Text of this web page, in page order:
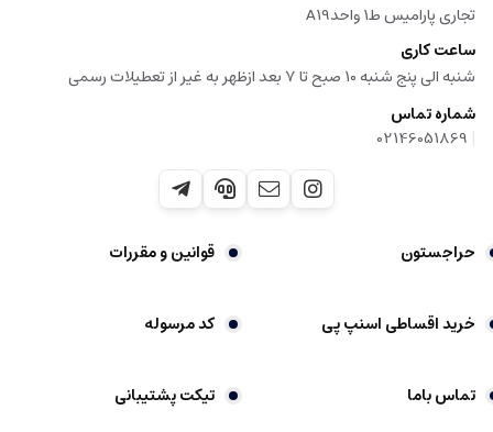
تجاری پارامیس ط1 واحدA19
ساعت کاری
شنبه الی پنج شنبه 10 صبح تا 7 بعد ازظهر به غیر از تعطیلات رسمی
شماره تماس
|
02146051869
حراجستون قوانین و مقررات
خرید اقساطی اسنپ پی کد مرسوله
تماس باما تیکت پشتیبانی